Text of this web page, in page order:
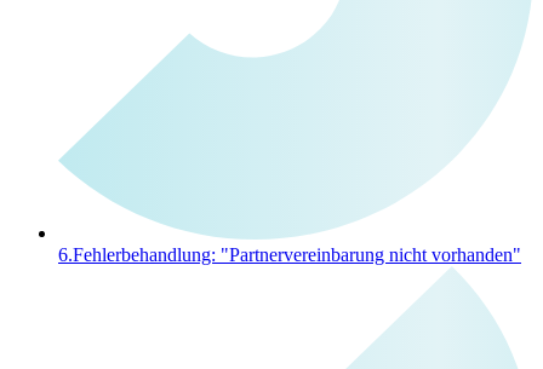
6.Fehlerbehandlung: "Partnervereinbarung nicht vorhanden"